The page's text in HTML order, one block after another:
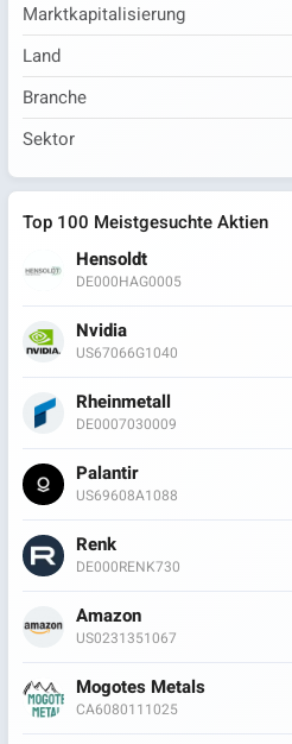
Marktkapitalisierung
Land
Branche
Sektor
Top 100 Meistgesuchte Aktien
Hensoldt
DE000HAG0005
Nvidia
US67066G1040
Rheinmetall
DE0007030009
Palantir
US69608A1088
Renk
DE000RENK730
Amazon
US0231351067
Mogotes Metals
CA6080111025